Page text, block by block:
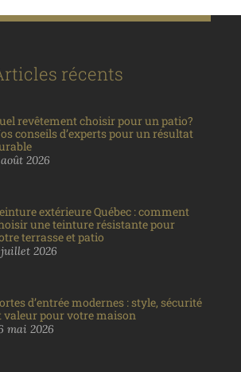
récents
revêtement choisir pour un patio?
conseils d’experts pour un résultat
2026
extérieure Québec : comment
une teinture résistante pour
terrasse et patio
2026
d’entrée modernes : style, sécurité
valeur pour votre maison
mai 2026